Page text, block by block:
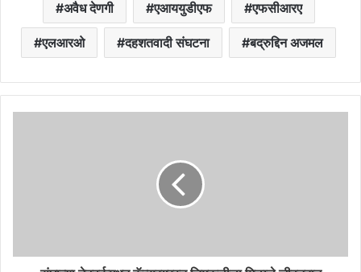
अवैध देणगी एआययुडीएफ एफसीआरए
एलआरओ दहशतवादी संघटना बद्रुद्दिन अजमल